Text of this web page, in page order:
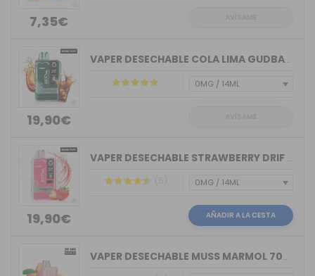
7,35€
19,90€
VAPER DESECHABLE COLA LIMA GUDBAR X-U...
19,90€
VAPER DESECHABLE STRAWBERRY DRIF GUDB...
(5)
AÑADIR A LA CESTA
VAPER DESECHABLE MUSS MARMOL 700 TRIP...